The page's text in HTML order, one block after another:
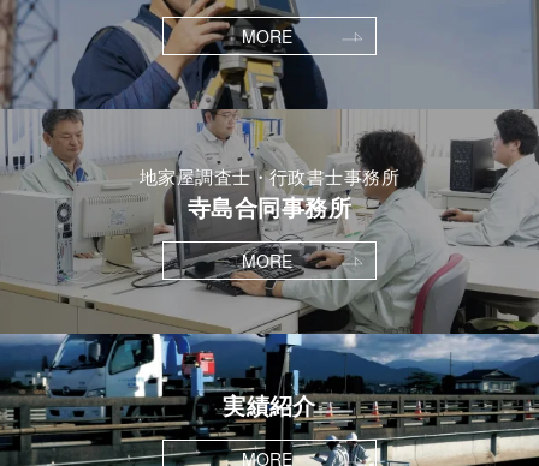
MORE
地家屋調査士・行政書士事務所
寺島合同事務所
MORE
実績紹介
MORE